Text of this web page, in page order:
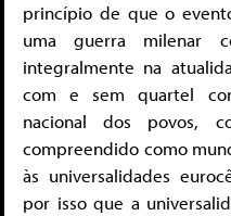
princípio de que o
uma guerra milenar
integralmente na
com e sem quartel
nacional dos povos,
compreendido como
às universalidades
por isso que a